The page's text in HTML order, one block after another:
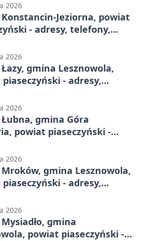
2026
Jeziorna, powiat
- adresy, telefony,
2026
gmina Lesznowola,
- adresy,
2026
gmina Góra
powiat piaseczyński -
2026
gmina Lesznowola,
- adresy,
2026
gmina
powiat piaseczyński -